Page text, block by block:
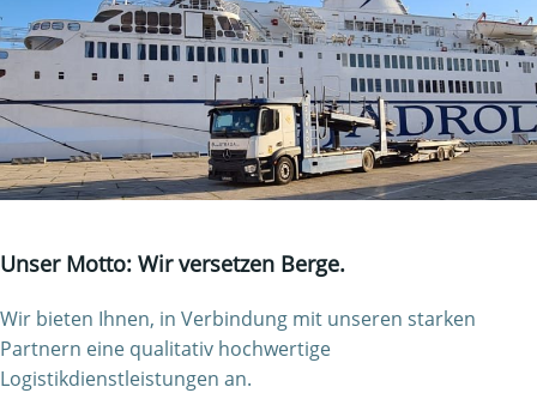
Unser Motto: Wir versetzen Berge.
Wir bieten Ihnen, in Verbindung mit unseren starken
Partnern eine qualitativ hochwertige
Logistikdienstleistungen an.